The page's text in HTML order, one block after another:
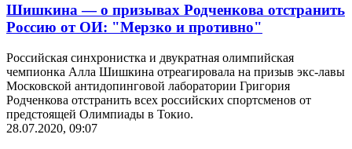
Шишкина — о призывах Родченкова отстранить
Россию от ОИ: "Мерзко и противно"
Российская синхронистка и двукратная олимпийская
чемпионка Алла Шишкина отреагировала на призыв экс-лавы
Московской антидопинговой лаборатории Григория
Родченкова отстранить всех российских спортсменов от
предстоящей Олимпиады в Токио.
28.07.2020, 09:07